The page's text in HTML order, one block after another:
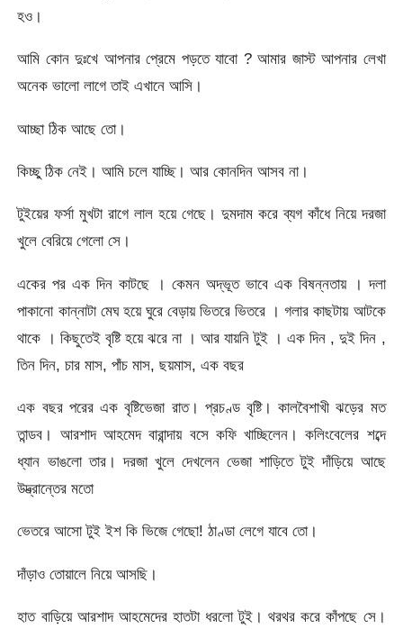
হও।
আমি কোন দুঃখে আপনার প্রেমে পড়তে যাবো ? আমার জাস্ট আপনার লেখা
অনেক ভালো লাগে তাই এখানে আসি।
আচ্ছা ঠিক আছে তো।
কিচ্ছু ঠিক নেই। আমি চলে যাচ্ছি। আর কোনদিন আসব না।
টুইয়ের ফর্সা মুখটা রাগে লাল হয়ে গেছে। দুমদাম করে ব্যগ কাঁধে নিয়ে দরজা
খুলে বেরিয়ে গেলো সে।
একের পর এক দিন কাটছে । কেমন অদ্ভূত ভাবে এক বিষন্নতায় । দলা
পাকানো কান্নাটা মেঘ হয়ে ঘুরে বেড়ায় ভিতরে ভিতরে । গলার কাছটায় আটকে
থাকে । কিছুতেই বৃষ্টি হয়ে ঝরে না । আর যায়নি টুই । এক দিন , দুই দিন ,
তিন দিন, চার মাস, পাঁচ মাস, ছয়মাস, এক বছর
এক বছর পরের এক বৃষ্টিভেজা রাত। প্রচণ্ড বৃষ্টি। কালবৈশাখী ঝড়ের মত
তান্ডব। আরশাদ আহমেদ বারান্দায় বসে কফি খাচ্ছিলেন। কলিংবেলের শব্দে
ধ্যান ভাঙলো তার। দরজা খুলে দেখলেন ভেজা শাড়িতে টুই দাঁড়িয়ে আছে
উদ্ভ্রান্তের মতো
ভেতরে আসো টুই ইশ কি ভিজে গেছো! ঠাণ্ডা লেগে যাবে তো।
দাঁড়াও তোয়ালে নিয়ে আসছি।
হাত বাড়িয়ে আরশাদ আহমেদের হাতটা ধরলো টুই। থরথর করে কাঁপছে সে।